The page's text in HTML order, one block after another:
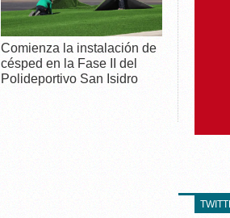
Comienza la instalación de
césped en la Fase II del
Polideportivo San Isidro